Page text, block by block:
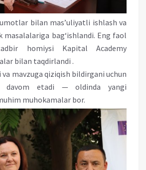
bilan mas’uliyatli ishlash va
masalalariga bag‘ishlandi. Eng faol
homiysi Kapital Academy
bilan taqdirlandi .
mavzuga qiziqish bildirgani uchun
davom etadi — oldinda yangi
muhokamalar bor.